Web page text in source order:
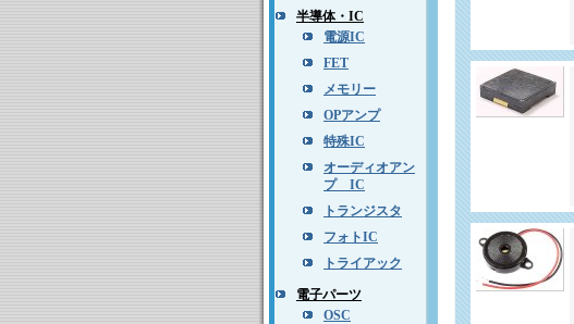
半導体・IC
電源IC
FET
メモリー
OPアンプ
特殊IC
オーディオアン
プ IC
トランジスタ
フォトIC
トライアック
電子パーツ
OSC